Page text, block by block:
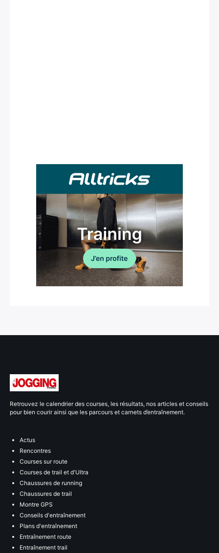
Retrouvez le calendrier des courses, les résultats, nos articles et conseils
pour bien courir ainsi que les parcours et carnets d’entraînement.
Actus
Rencontres
Courses sur route
Courses de trail et d'Ultra
Chaussures de running
Chaussures de trail
Montre GPS
Conseils d'entraînement
Plans d'entraînement
Entraînement route
Entraînement trail